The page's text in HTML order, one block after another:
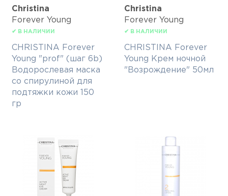
Christina
Forever Young
✔ В НАЛИЧИИ
CHRISTINA Forever
Young "prof" (шаг 6b)
Водорослевая маска
со спирулиной для
подтяжки кожи 150
гр
Christina
Forever Young
✔ В НАЛИЧИИ
CHRISTINA Forever
Young Крем ночной
"Возрождение" 50мл